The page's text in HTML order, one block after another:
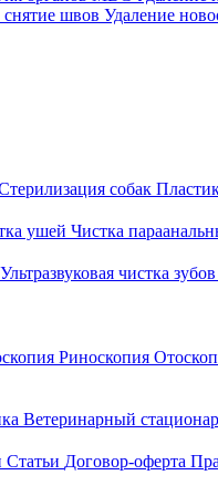
швов Удаление
собак
ушей Чистка
Ультразвуковая чистка зубов
Риноскопия
Ветеринарный стационар
Статьи Договор-оферта